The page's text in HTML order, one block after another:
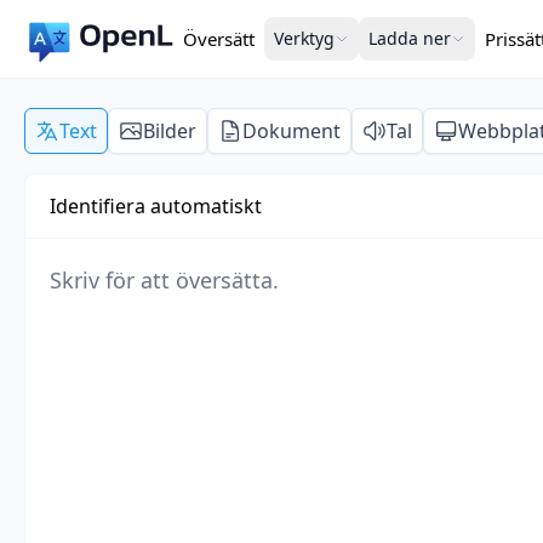
Översätt Verktyg Ladda ner
Text Bilder Dokument Tal
Identifiera automatiskt